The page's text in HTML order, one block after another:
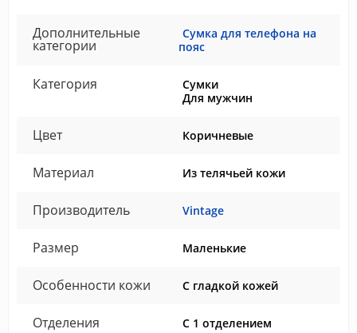
Дополнительные
категории
Сумка для телефона на
пояс
Категория
Сумки
Для мужчин
Цвет Коричневые
Материал Из телячьей кожи
Производитель Vintage
Размер Маленькие
Особенности кожи С гладкой кожей
Отделения С 1 отделением